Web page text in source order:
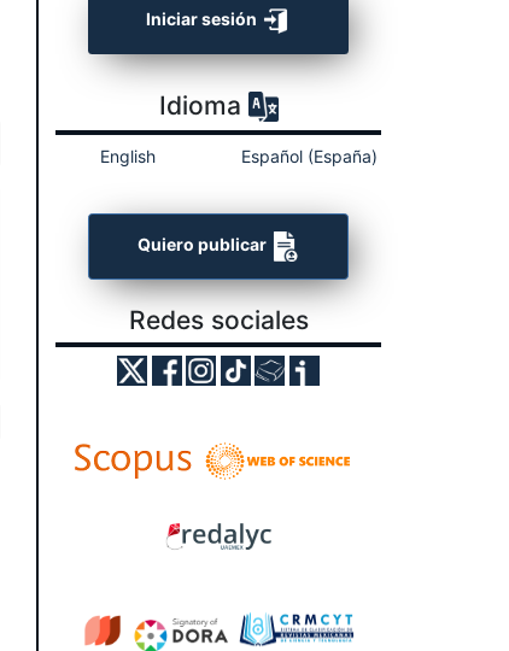
Iniciar sesión
Idioma
English Español (España)
Quiero publicar
Redes sociales